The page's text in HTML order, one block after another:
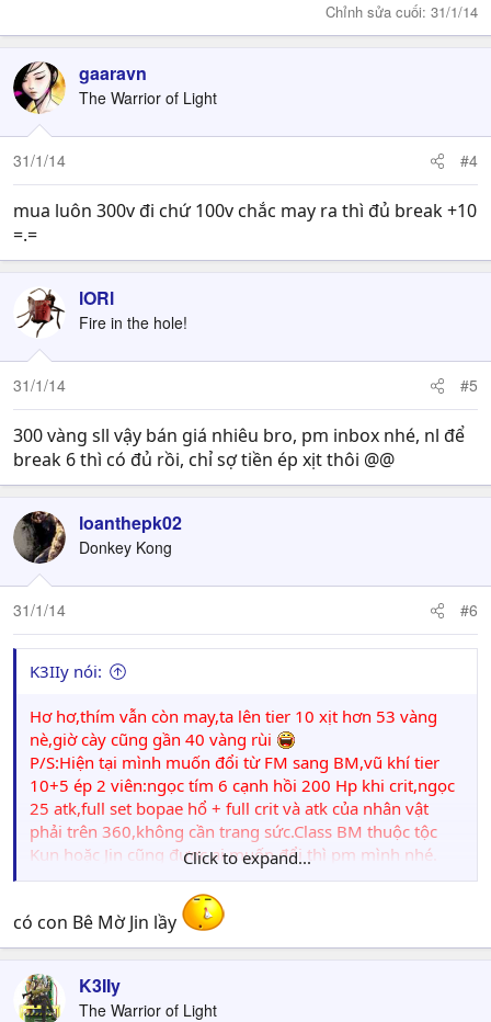
Chỉnh sửa cuối: 31/1/14
gaaravn
The Warrior of Light
31/1/14 #4
mua luôn 300v đi chứ 100v chắc may ra thì đủ break +10
=.=
lORl
Fire in the hole!
31/1/14 #5
300 vàng sll vậy bán giá nhiêu bro, pm inbox nhé, nl để
break 6 thì có đủ rồi, chỉ sợ tiền ép xịt thôi @@
loanthepk02
Donkey Kong
31/1/14 #6
K3IIy nói:
Hơ hơ,thím vẫn còn may,ta lên tier 10 xịt hơn 53 vàng
nè,giờ cày cũng gần 40 vàng rùi
P/S:Hiện tại mình muốn đổi từ FM sang BM,vũ khí tier
10+5 ép 2 viên:ngọc tím 6 cạnh hồi 200 Hp khi crit,ngọc
25 atk,full set bopae hổ + full crit và atk của nhân vật
phải trên 360,không cần trang sức.Class BM thuộc tộc
Kun hoặc Jin cũng được,ai muốn đổi thì pm mình nhé.
Server như trên
Click to expand...
có con Bê Mờ Jin lầy
K3IIy
The Warrior of Light